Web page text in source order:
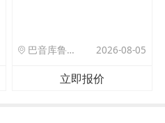
巴音库鲁提镇,托帕口岸六号库房 2026-08-05
立即报价